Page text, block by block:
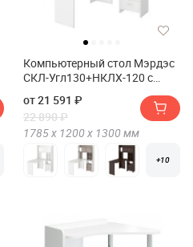
Компьютерный стол Мэрдэс
СКЛ-Угл130+НКЛХ-120 с
от 21 591 ₽
22 890 ₽
1785 х 1200 х 1300 мм
+10